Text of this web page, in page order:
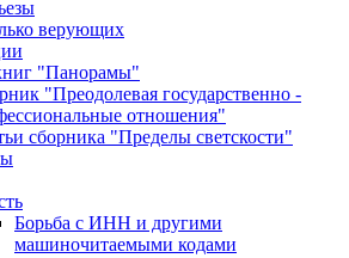
верующих
"Панорамы"
"Преодолевая государственно -
отношения"
сборника "Пределы светскости"
Борьба с ИНН и другими
машиночитаемыми кодами